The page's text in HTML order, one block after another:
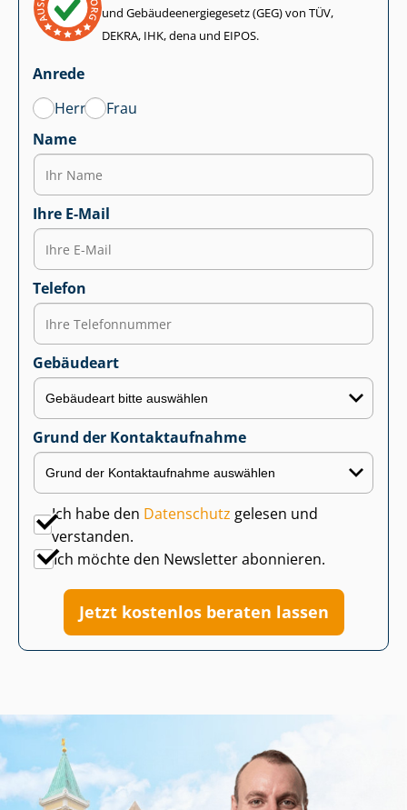
und Ge­bäu­de­en­er­gie­ge­setz (GEG) von TÜV,
DEKRA, IHK, dena und EIPOS.
Anrede
Herr
Frau
Name
Ihre E-Mail
Telefon
Gebäudeart
Grund der Kontaktaufnahme
Ich habe den Datenschutz gelesen und
verstanden.
Ich möchte den Newsletter abonnieren.
Jetzt kostenlos beraten lassen